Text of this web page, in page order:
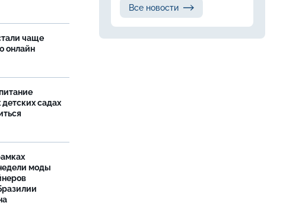
чаще
онлайн
садах
моды
Все новости